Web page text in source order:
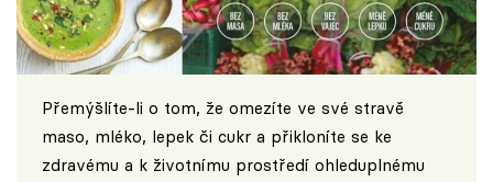
Přemýšlíte-li o tom, že omezíte ve své stravě
maso, mléko, lepek či cukr a přikloníte se ke
zdravému a k životnímu prostředí ohleduplnému